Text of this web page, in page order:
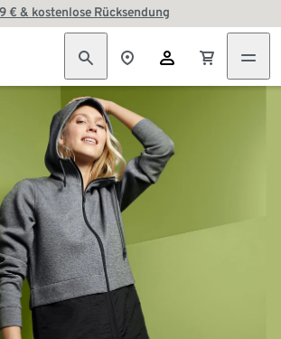
€ & kostenlose Rücksendung